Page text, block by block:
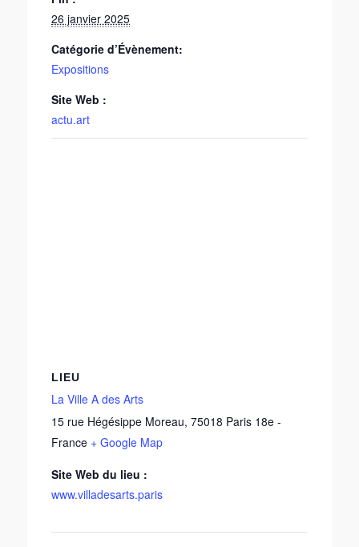
26 janvier 2025
Catégorie d’Évènement:
Expositions
Site Web :
actu.art
LIEU
La Ville A des Arts
15 rue Hégésippe Moreau, 75018 Paris 18e -
France + Google Map
Site Web du lieu :
www.villadesarts.paris